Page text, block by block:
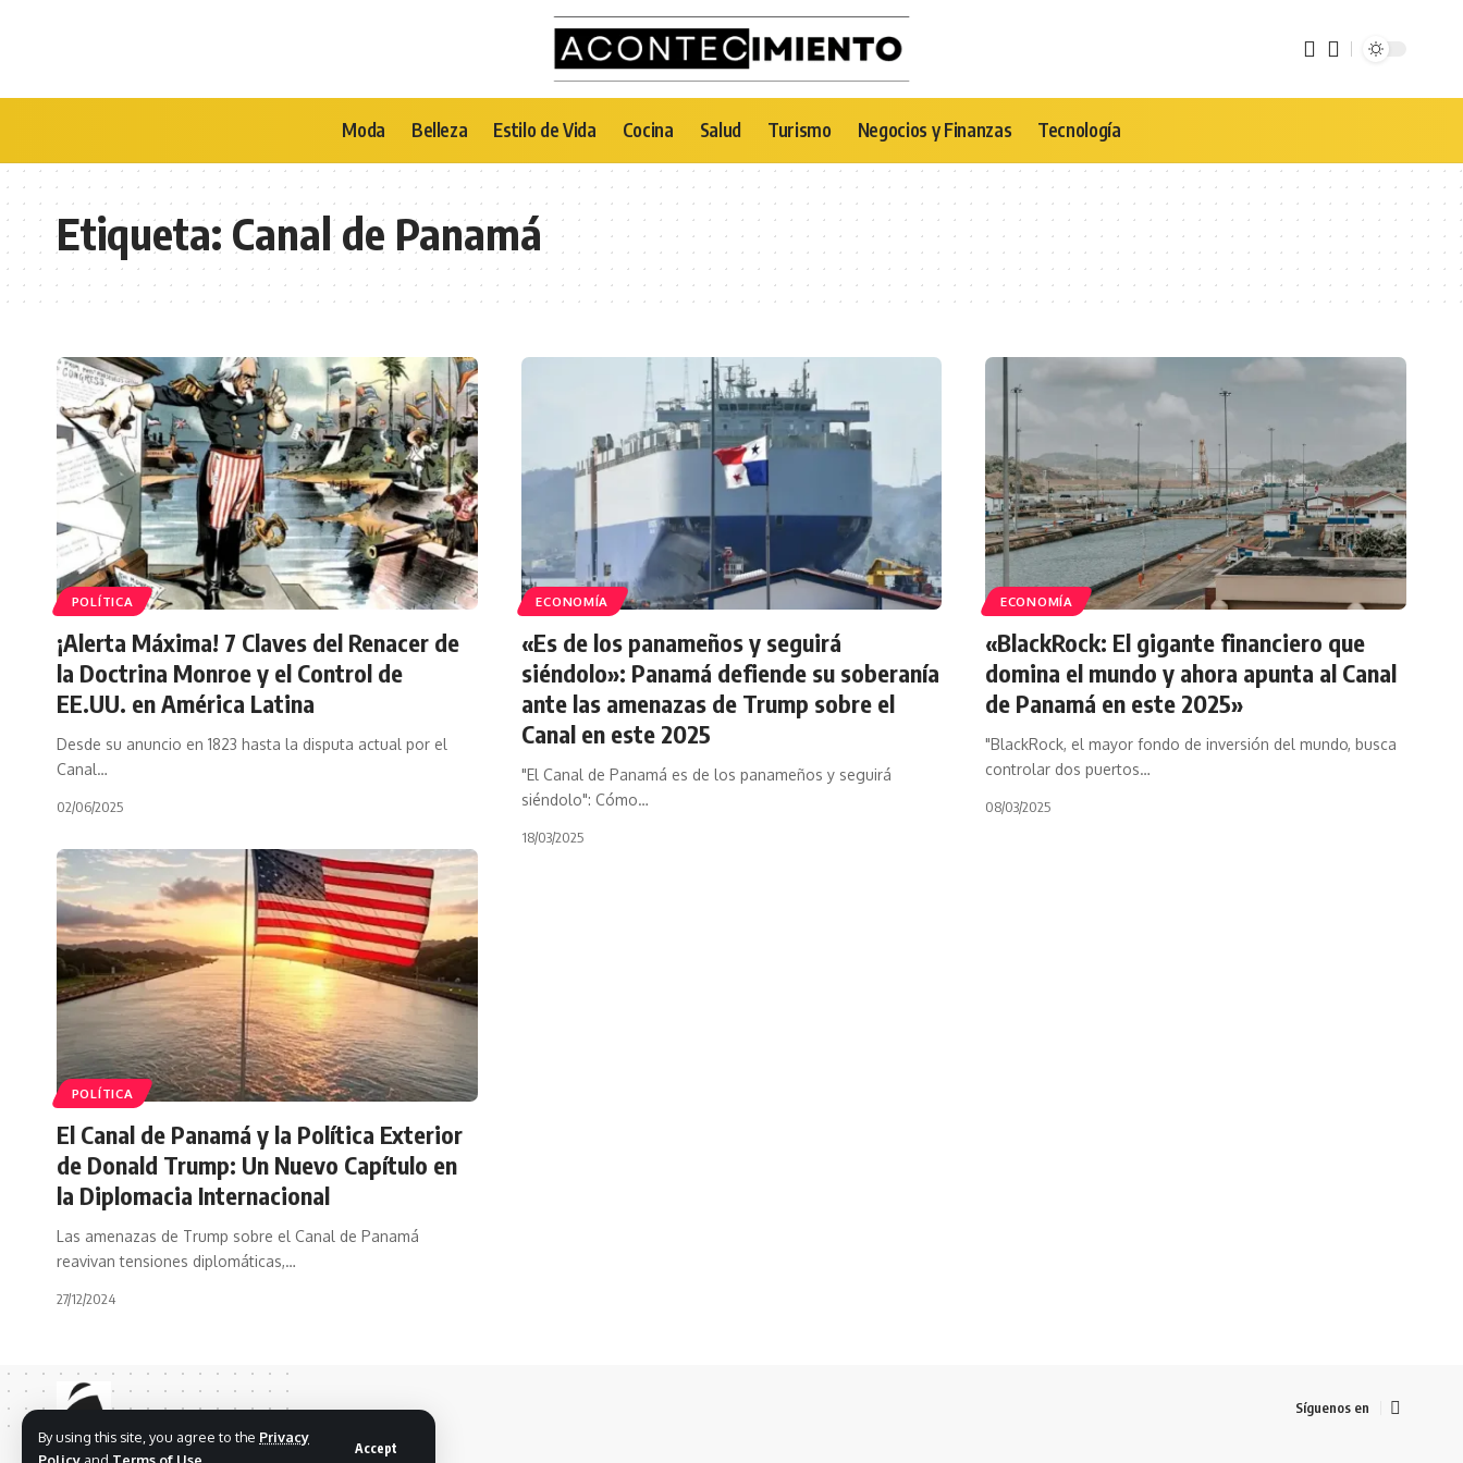
By using this site, you agree to the Privacy
Accept
Moda Belleza Estilo de Vida Cocina Salud Turismo Negocios y Finanzas Tecnología
Etiqueta: Canal de Panamá
POLÍTICA
¡Alerta Máxima! 7 Claves del Renacer de
la Doctrina Monroe y el Control de
EE.UU. en América Latina
Desde su anuncio en 1823 hasta la disputa actual por el
Canal…
02/06/2025
ECONOMÍA
«Es de los panameños y seguirá
siéndolo»: Panamá defiende su soberanía
ante las amenazas de Trump sobre el
Canal en este 2025
"El Canal de Panamá es de los panameños y seguirá
siéndolo": Cómo…
18/03/2025
ECONOMÍA
«BlackRock: El gigante financiero que
domina el mundo y ahora apunta al Canal
de Panamá en este 2025»
"BlackRock, el mayor fondo de inversión del mundo, busca
controlar dos puertos…
08/03/2025
POLÍTICA
El Canal de Panamá y la Política Exterior
de Donald Trump: Un Nuevo Capítulo en
la Diplomacia Internacional
Las amenazas de Trump sobre el Canal de Panamá
reavivan tensiones diplomáticas,…
27/12/2024
Síguenos en